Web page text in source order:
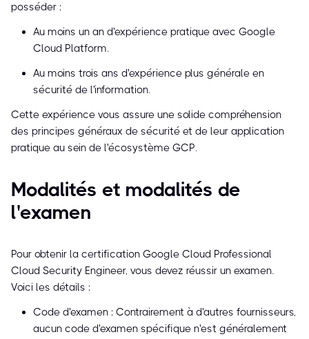
posséder :
Au moins un an d'expérience pratique avec Google
Cloud Platform.
Au moins trois ans d'expérience plus générale en
sécurité de l'information.
Cette expérience vous assure une solide compréhension
des principes généraux de sécurité et de leur application
pratique au sein de l'écosystème GCP.
Modalités et modalités de
l'examen
Pour obtenir la certification Google Cloud Professional
Cloud Security Engineer, vous devez réussir un examen.
Voici les détails :
Code d'examen : Contrairement à d'autres fournisseurs,
aucun code d'examen spécifique n'est généralement